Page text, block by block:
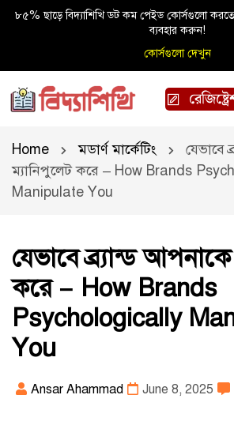
৮৫% ছাড়ে বিদ্যাশিখি ডট কম পেইড কোর্সগুলো
ব্যবহার করুন!
কোর্সগুলো দেখুন
Home মডার্ণ মার্কেটিং
যেভাবে
ম্যানিপুলেট করে – How Brands
Manipulate You
যেভাবে ব্র্যান্ড
করে – How Brands
Psychologically
You
Ansar Ahammad June 8, 2025